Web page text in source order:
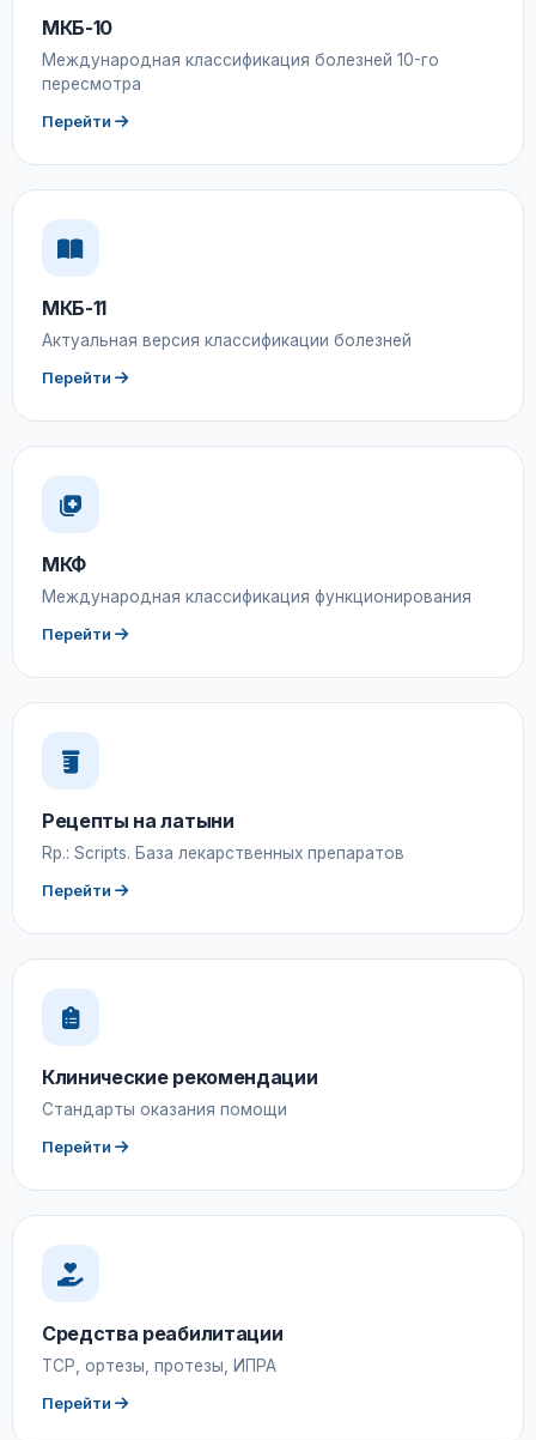
МКБ-10
Международная классификация болезней 10-го
пересмотра
Перейти
МКБ-11
Актуальная версия классификации болезней
Перейти
МКФ
Международная классификация функционирования
Перейти
Рецепты на латыни
Rp.: Scripts. База лекарственных препаратов
Перейти
Клинические рекомендации
Стандарты оказания помощи
Перейти
Средства реабилитации
ТСР, ортезы, протезы, ИПРА
Перейти